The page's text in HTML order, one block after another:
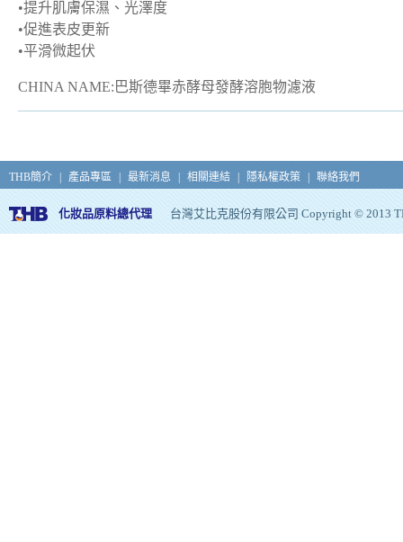
•提升肌膚保濕、光澤度
•促進表皮更新
•平滑微起伏
CHINA NAME:巴斯德畢赤酵母發酵溶胞物濾液
THB簡介 產品專區 最新消息 相關連結 隱私權政策 聯絡我們
化妝品原料總代理 台灣艾比克股份有限公司 Copyright © 2013